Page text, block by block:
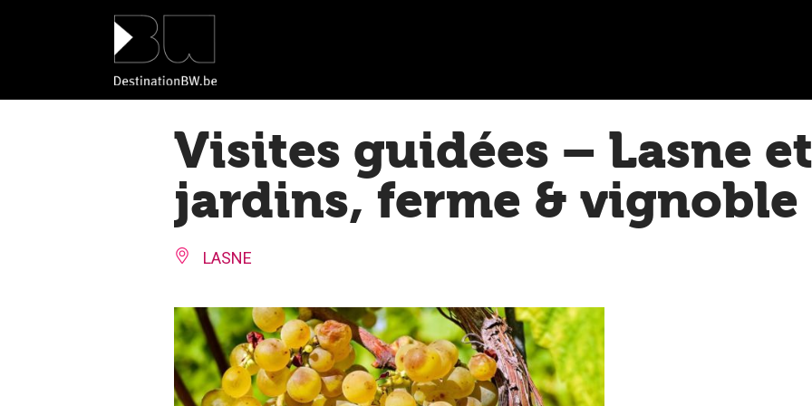
Panneau de gestion des cookies
Visites guidées – Lasne
jardins, ferme & vignoble
LASNE